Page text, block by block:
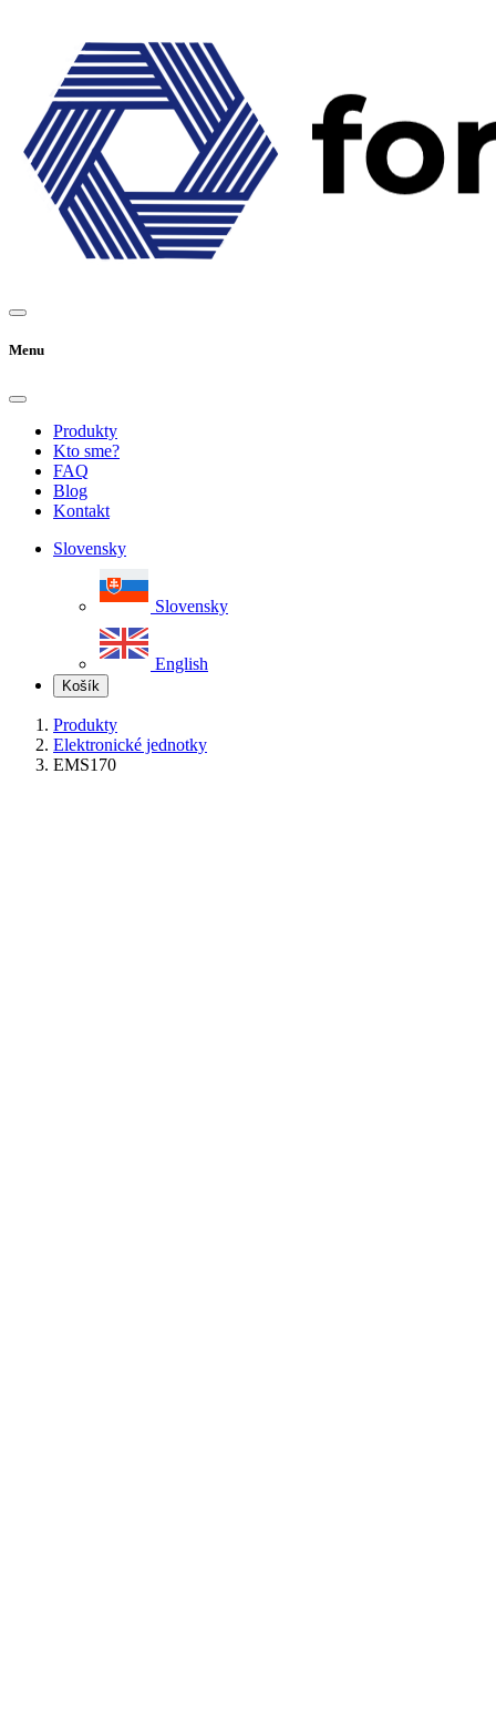
Menu
Produkty
Kto sme?
FAQ
Blog
Kontakt
Slovensky
Slovensky
English
Košík
Produkty
Elektronické jednotky
EMS170